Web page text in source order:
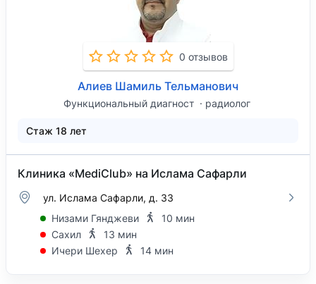
0 отзывов
Алиев Шамиль Тельманович
Функциональный диагност радиолог
Стаж 18 лет
Клиника «MediClub» на Ислама Сафарли
ул. Ислама Сафарли, д. 33
Низами Гянджеви
10 мин
Сахил
13 мин
Ичери Шехер
14 мин